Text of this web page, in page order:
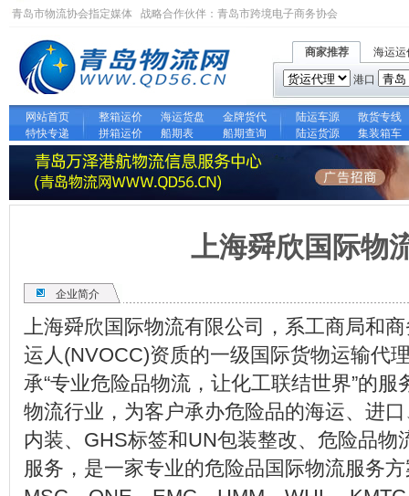
青岛市物流协会指定媒体 战略合作伙伴： 青岛市跨境电子商务协会
商家推荐 海运运
港口
网站首页 整箱运价 海运货盘 金牌货代 陆运车源
散货专线
特快专递
拼箱运价 船期表 船期查询 陆运货源 集装箱车
上海舜欣国际物
企业简介
上海舜欣国际物流有限公司，系工商局和
运人(NVOCC)资质的一级国际货物运输代
承“专业危险品物流，让化工联结世界”的
物流行业，为客户承办危险品的海运、进
内装、GHS标签和UN包装整改、危险品
服务，是一家专业的危险品国际物流服务